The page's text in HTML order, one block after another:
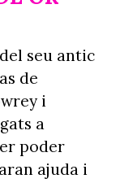
seu antic
de
i
a
poder
ajuda i